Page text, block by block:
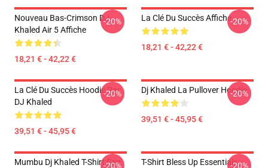
Nouveau Bas-Crimson DJ
Khaled Air 5 Affiche
18,21 € - 42,22 €
-20% La Clé Du Succès Affiche
18,21 € - 42,22 €
-20%
La Clé Du Succès Hoodie Par
DJ Khaled
39,51 € - 45,95 €
-20% Dj Khaled La Pullover Hoodie
39,51 € - 45,95 €
-20%
Mumbu Dj Khaled T-Shirt Fan
-20% T-Shirt Bless Up Essentials-20%